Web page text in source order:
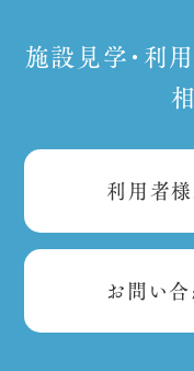
施設見学・利
利用者
お問い